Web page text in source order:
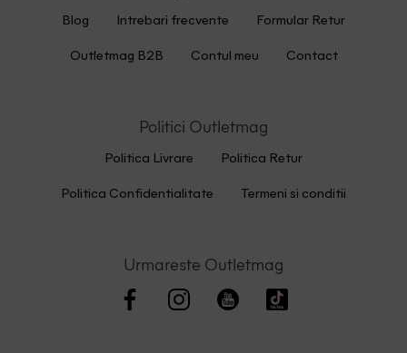
Blog Intrebari frecvente Formular Retur
Outletmag B2B Contul meu Contact
Politici Outletmag
Politica Livrare Politica Retur
Politica Confidentialitate Termeni si conditii
Urmareste Outletmag